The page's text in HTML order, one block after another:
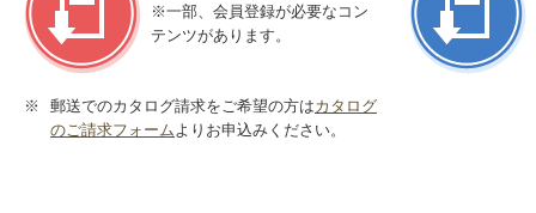
※一部、会員登録が必要なコン
テンツがあります。
※ 郵送でのカタログ請求をご希望の方はカタログ
のご請求フォームよりお申込みください。